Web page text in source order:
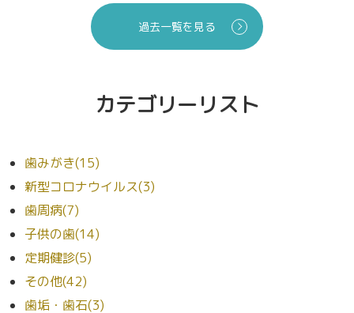
過去一覧を見る
カテゴリーリスト
歯みがき(15)
新型コロナウイルス(3)
歯周病(7)
子供の歯(14)
定期健診(5)
その他(42)
歯垢・歯石(3)